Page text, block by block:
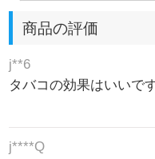
商品の評価
j**6
タバコの効果はいいで
j****Q